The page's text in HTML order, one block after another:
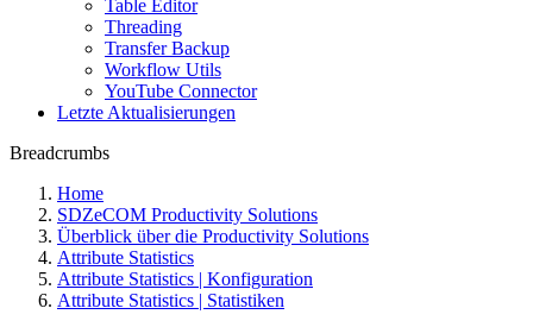
Table Editor
Threading
Transfer Backup
Workflow Utils
YouTube Connector
Letzte Aktualisierungen
Breadcrumbs
Home
SDZeCOM Productivity Solutions
Überblick über die Productivity Solutions
Attribute Statistics
Attribute Statistics | Konfiguration
Attribute Statistics | Statistiken